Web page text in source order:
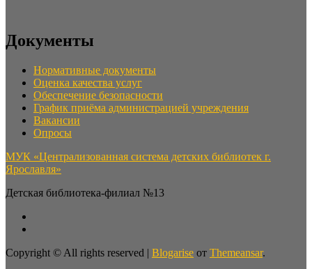
Документы
Нормативные документы
Оценка качества услуг
Обеспечение безопасности
График приёма администрацией учреждения
Вакансии
Опросы
МУК «Централизованная система детских библиотек г.
Ярославля»
Детская библиотека-филиал №13
Copyright © All rights reserved | Blogarise от Themeansar.